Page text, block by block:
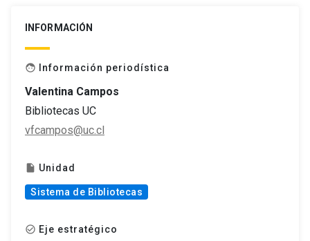
INFORMACIÓN
face Información periodística
Valentina Campos
Bibliotecas UC
vfcampos@uc.cl
insert_drive_file Unidad
Sistema de Bibliotecas
check_circle_outline Eje estratégico